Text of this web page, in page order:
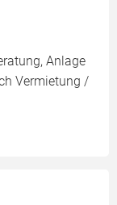
Anlage
Vermietung /